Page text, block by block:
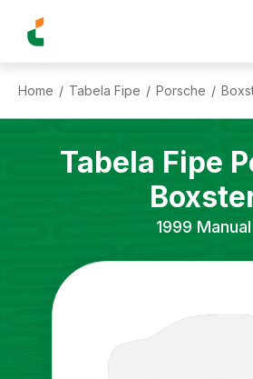
Home / Tabela Fipe / Porsche /
Tabela Fipe
1999 Manual